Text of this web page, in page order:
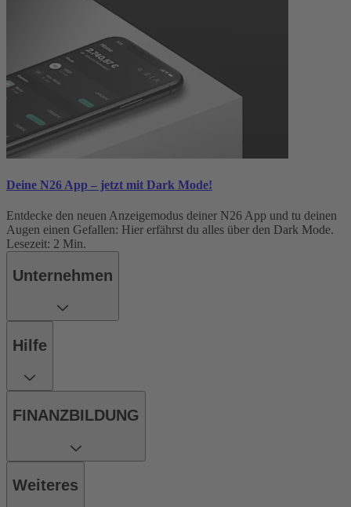
Deine N26 App – jetzt mit Dark Mode!
Entdecke den neuen Anzeigemodus deiner N26 App und tu deinen
Augen einen Gefallen: Hier erfährst du alles über den Dark Mode.
Lesezeit: 2 Min.
Unternehmen
Hilfe
FINANZBILDUNG
Weiteres